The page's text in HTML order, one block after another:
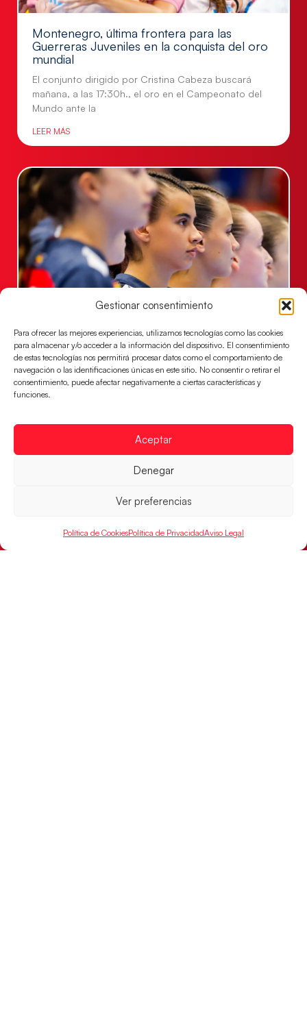
Gestionar consentimiento
Para ofrecer las mejores experiencias, utilizamos tecnologías como las cookies
para almacenar y/o acceder a la información del dispositivo. El consentimiento
de estas tecnologías nos permitirá procesar datos como el comportamiento de
navegación o las identificaciones únicas en este sitio. No consentir o retirar el
consentimiento, puede afectar negativamente a ciertas características y
funciones.
Aceptar
Denegar
Ver preferencias
Política de CookiesPolítica de PrivacidadAviso Legal
Montenegro, última frontera para las
Guerreras Juveniles en la conquista del oro
mundial
El conjunto dirigido por Cristina Cabeza buscará
mañana, a las 17:30h., el oro en el Campeonato del
Mundo ante la
LEER MÁS
mundialista
El conjunto dirigido por Cristina Cabeza se lleva la
victoria en las semifinales contra Egipto y luchará por
el oro